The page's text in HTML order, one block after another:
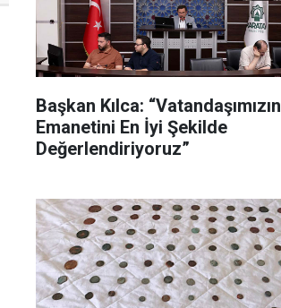
Başkan Kılca: “Vatandaşımızın
Emanetini En İyi Şekilde
Değerlendiriyoruz”